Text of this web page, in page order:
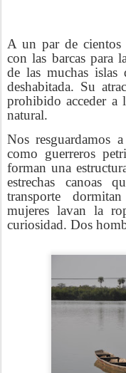
A un par de cientos
con las barcas para
de las muchas
deshabitada. Su
prohibido acceder a
natural.
Nos resguardamos
como guerreros
forman una
estrechas canoas
transporte
mujeres lavan la
curiosidad. Dos